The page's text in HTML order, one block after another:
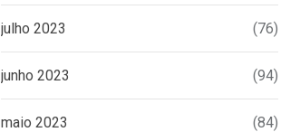
julho 2023 (76)
junho 2023 (94)
maio 2023 (84)